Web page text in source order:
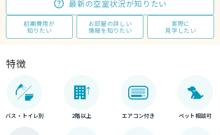
最新の空室状況が知りたい
初期費用が
知りたい
お部屋の詳しい
情報を知りたい
実際に
見学したい
特徴
バス・トイレ別 2階以上 エアコン付き ペット相談可